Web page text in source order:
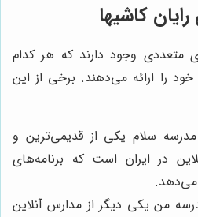
کاشیها
متعددی وجود دارند که هر کدام
را ارائه می‌دهند. برخی از این
مدرسه سلام یکی از قدیمی‌ترین و
در ایران است که برنامه‌های
می‌دهد.
من یکی دیگر از مدارس آنلاین